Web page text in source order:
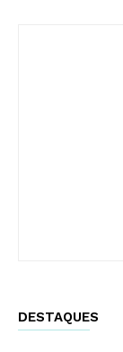
DESTAQUES